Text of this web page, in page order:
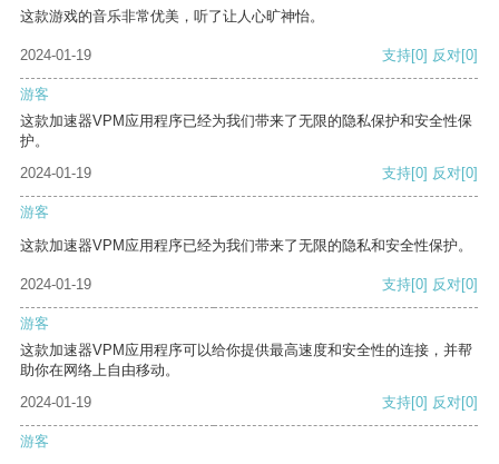
这款游戏的音乐非常优美，听了让人心旷神怡。
2024-01-19 支持[0] 反对[0]
游客
这款加速器VPM应用程序已经为我们带来了无限的隐私保护和安全性保
护。
2024-01-19
支持[0] 反对[0]
游客
这款加速器VPM应用程序已经为我们带来了无限的隐私和安全性保护。
2024-01-19 支持[0] 反对[0]
游客
这款加速器VPM应用程序可以给你提供最高速度和安全性的连接，并帮
助你在网络上自由移动。
2024-01-19
支持[0] 反对[0]
游客